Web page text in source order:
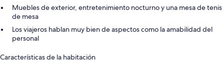
Muebles de exterior, entretenimiento nocturno y una mesa de tenis
de mesa
Los viajeros hablan muy bien de aspectos como la amabilidad del
personal
Características de la habitación